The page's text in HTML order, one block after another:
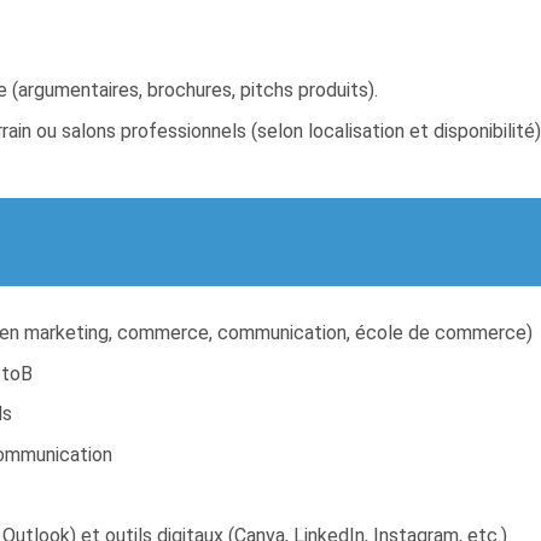
brochures, pitchs produits).
ou salons professionnels (selon localisation et
marketing, commerce, communication, école de commerce)
et outils digitaux (Canva, LinkedIn, Instagram, etc.)